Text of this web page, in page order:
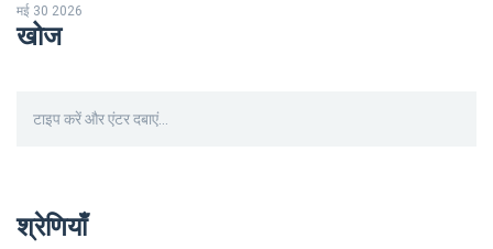
मई 30 2026
खोज
श्रेणियाँ